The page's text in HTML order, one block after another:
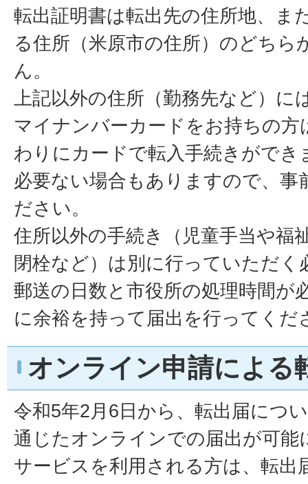
転出証明書は転出先の住所地、ま
る住所（米原市の住所）のどちら
ん。
上記以外の住所（勤務先など）に
マイナンバーカードをお持ちの方
わりにカードで転入手続きができ
必要ない場合もありますので、事
ださい。
住所以外の手続き（児童手当や福
閉栓など）は別に行っていただく
郵送の日数と市役所の処理時間が
に余裕を持って届出を行ってくだ
オンライン申請による
令和5年2月6日から、転出届につ
通じたオンラインでの届出が可
サービスを利用される方は、転出